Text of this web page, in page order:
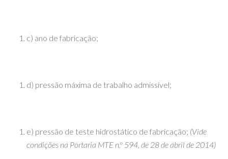
c) ano de fabricação;
d) pressão máxima de trabalho admissível;
e) pressão de teste hidrostático de fabricação; (Vide
condições na Portaria MTE n.º 594, de 28 de abril de 2014)